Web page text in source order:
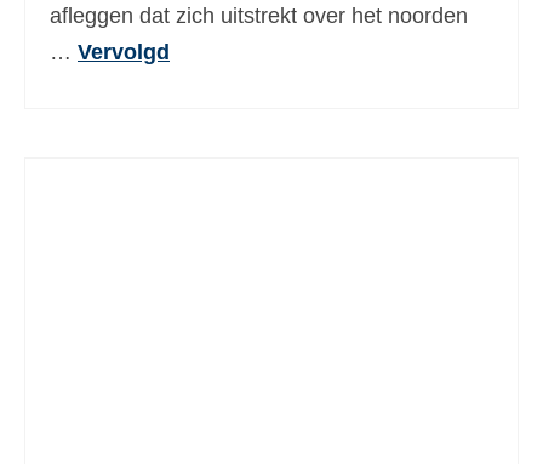
afleggen dat zich uitstrekt over het noorden
… Vervolgd